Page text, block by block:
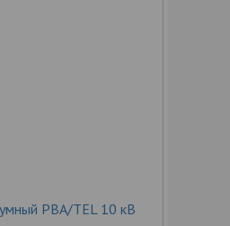
РВА/TEL 10 кВ